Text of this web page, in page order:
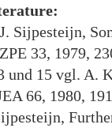
Sijpesteijn,
33, 1979,
und 15 vgl. A.
66, 1980,